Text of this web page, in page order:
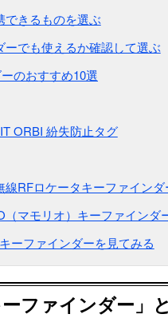
きるものを選ぶ
でも使えるか確認して選ぶ
のおすすめ10選
ORBI 紛失防止タグ
RFロケータキーファインダ
マモリオ）キーファインダ
ーファインダーを見てみる
ファインダー」